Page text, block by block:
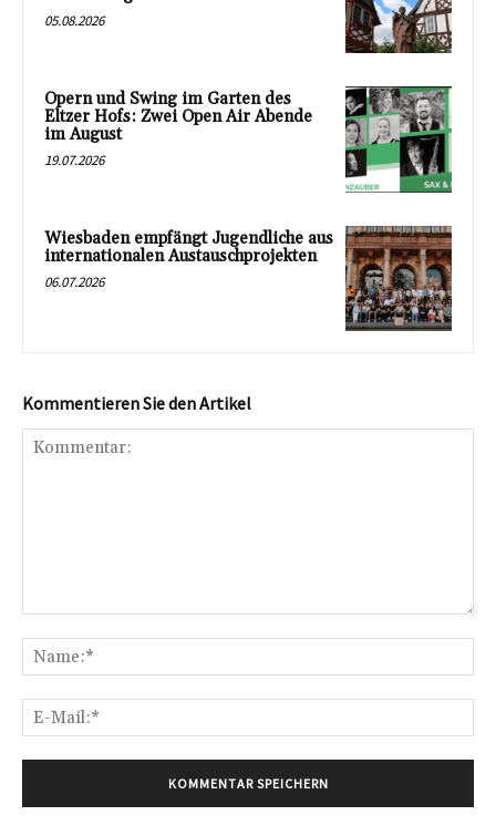
05.08.2026
Opern und Swing im Garten des
Eltzer Hofs: Zwei Open Air Abende
im August
19.07.2026
Wiesbaden empfängt Jugendliche aus
internationalen Austauschprojekten
06.07.2026
Kommentieren Sie den Artikel